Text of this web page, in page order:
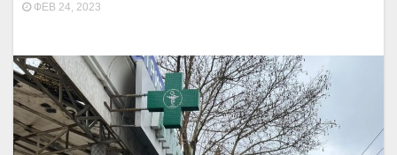
ФЕВ 24, 2023